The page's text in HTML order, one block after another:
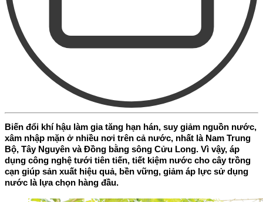
Biến đổi khí hậu làm gia tăng hạn hán, suy giảm nguồn nước,
xâm nhập mặn ở nhiều nơi trên cả nước, nhất là Nam Trung
Bộ, Tây Nguyên và Đồng bằng sông Cửu Long. Vì vậy, áp
dụng công nghệ tưới tiên tiến, tiết kiệm nước cho cây trồng
cạn giúp sản xuất hiệu quả, bền vững, giảm áp lực sử dụng
nước là lựa chọn hàng đầu.